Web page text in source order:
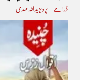
ڈرامے پرویز ید اللہ مہدی